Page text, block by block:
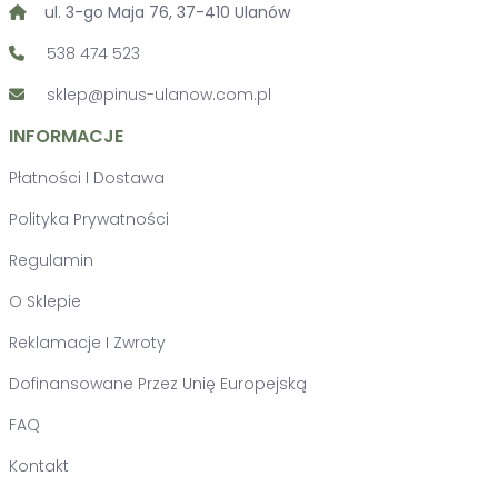
ul. 3-go Maja 76, 37-410 Ulanów
538 474 523
sklep@pinus-ulanow.com.pl
INFORMACJE
Płatności I Dostawa
Polityka Prywatności
Regulamin
O Sklepie
Reklamacje I Zwroty
Dofinansowane Przez Unię Europejską
FAQ
Kontakt